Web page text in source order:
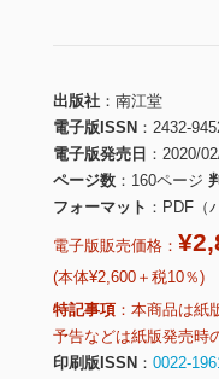
出版社
南江堂
電子版ISSN
2432-
電子版発売日
2020/
ページ数
160ページ
フォーマット
PDF（
電子版販売価格：
(本体¥2,600＋税10％)
特記事項
本商品は紙
予告などは紙版発売時
印刷版ISSN
0022-